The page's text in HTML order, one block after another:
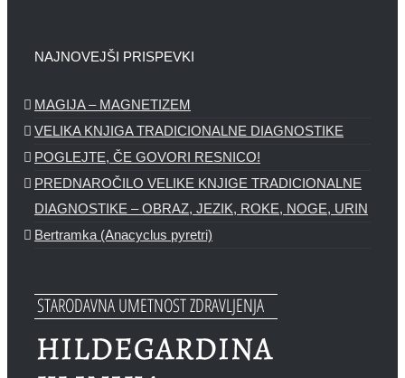
NAJNOVEJŠI PRISPEVKI
MAGIJA – MAGNETIZEM
VELIKA KNJIGA TRADICIONALNE DIAGNOSTIKE
POGLEJTE, ČE GOVORI RESNICO!
PREDNAROČILO VELIKE KNJIGE TRADICIONALNE
DIAGNOSTIKE – OBRAZ, JEZIK, ROKE, NOGE, URIN
Bertramka (Anacyclus pyretri)